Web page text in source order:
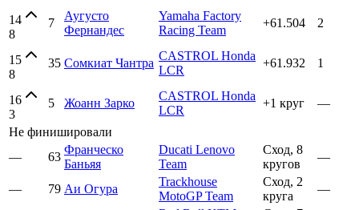
14
8
7
Аугусто
Фернандес
Yamaha Factory
Racing Team
+61.504 2
15
8
35 Сомкиат Чантра
CASTROL Honda
LCR
+61.932 1
16
3
5 Жоанн Зарко
CASTROL Honda
LCR
+1 круг —
Не финишировали
—
63
Франческо
Баньяя
Ducati Lenovo
Team
Сход, 8
кругов
—
— 79 Аи Огура
Trackhouse
MotoGP Team
Сход, 2
круга
—